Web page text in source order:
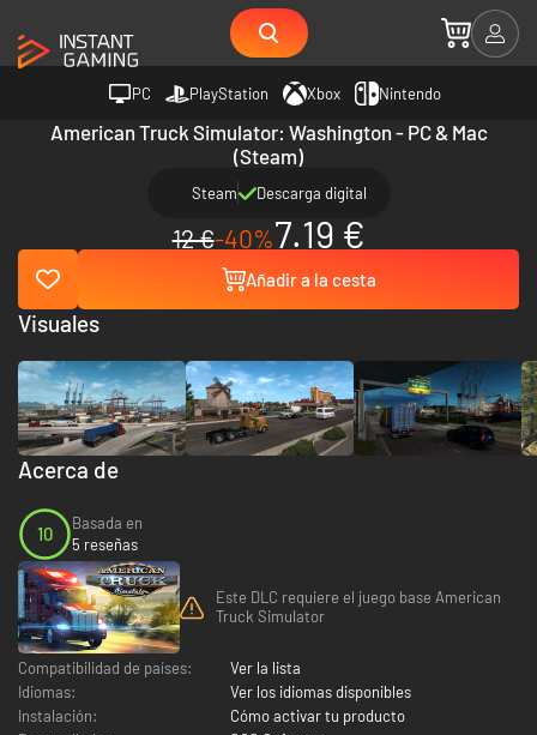
PC PlayStation Xbox Nintendo
American Truck Simulator: Washington - PC & Mac
(Steam)
Steam Descarga digital
12 €-40%7.19 €
Añadir a la cesta
Acerca de
10
Basada en
5 reseñas
Este DLC requiere el juego base American
Truck Simulator
Compatibilidad de países:
Ver la lista
Idiomas:
Ver los idiomas disponibles
Instalación:
Cómo activar tu producto
Visuales